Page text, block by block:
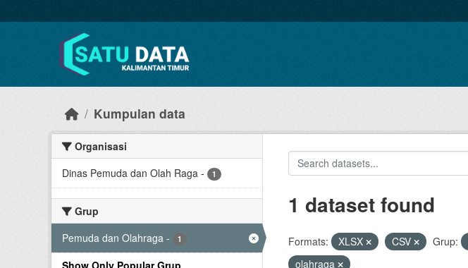
Kumpulan data
Organisasi
Dinas Pemuda dan Olah Raga - 1
Grup
Pemuda dan Olahraga - 1
Show Only Popular Grup
1 dataset found
Formats: XLSX CSV Grup:
olahraga